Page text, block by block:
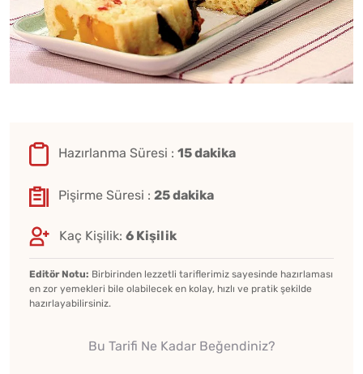
Hazırlanma Süresi : 15 dakika
Pişirme Süresi : 25 dakika
Kaç Kişilik: 6 Kişilik
Editör Notu: Birbirinden lezzetli tariflerimiz sayesinde hazırlaması
en zor yemekleri bile olabilecek en kolay, hızlı ve pratik şekilde
hazırlayabilirsiniz.
Bu Tarifi Ne Kadar Beğendiniz?